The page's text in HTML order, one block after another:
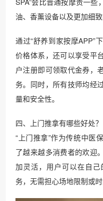
油、香薰设备以及更加细致
通过“舒养到家按摩APP”
价格体系，还可以享受平
户注册即可领取代金券，
务。同时，所有技师均经
量和安全性。
四、上门推拿有哪些好处？
“上门推拿”作为传统中医
了越来越多消费者的欢迎
加灵活，用户可以在自
务，无需担心场地限制或时